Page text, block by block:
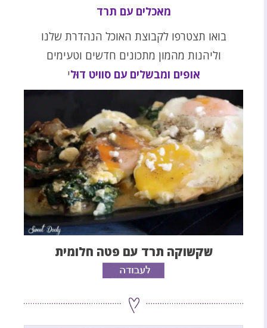
מאכלים עם תרד
בואו תצטרפו לקבוצת האוכל הנהדרת שלנו
וליהנות מהמון מתכונים חדשים וטעימים
אופים ומבשלים עם סוויט דוּלי
שקשוקה תרד עם פטה חלומית